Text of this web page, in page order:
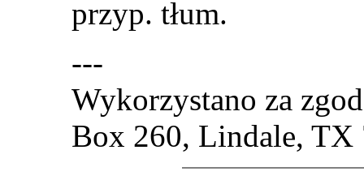
przyp. tłum.
---
Wykorzystano za
Box 260, Lindale, TX